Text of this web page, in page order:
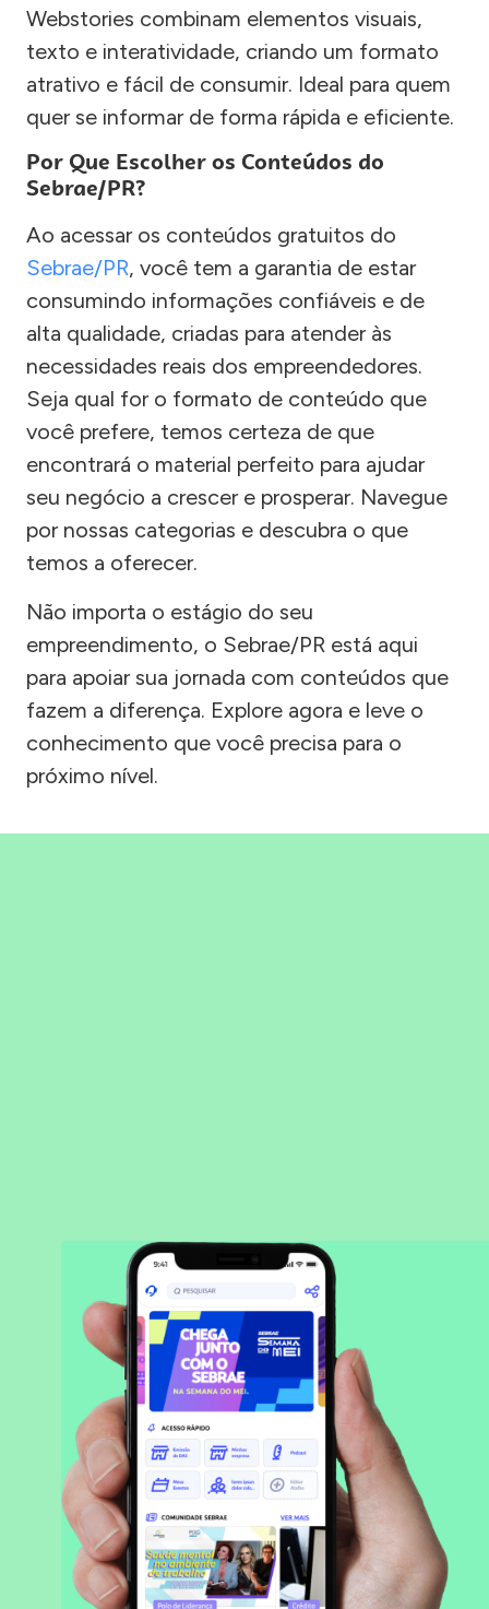
Webstories combinam elementos visuais,
texto e interatividade, criando um formato
atrativo e fácil de consumir. Ideal para quem
quer se informar de forma rápida e eficiente.
Por Que Escolher os Conteúdos do
Sebrae/PR?
Ao acessar os conteúdos gratuitos do
Sebrae/PR, você tem a garantia de estar
consumindo informações confiáveis e de
alta qualidade, criadas para atender às
necessidades reais dos empreendedores.
Seja qual for o formato de conteúdo que
você prefere, temos certeza de que
encontrará o material perfeito para ajudar
seu negócio a crescer e prosperar. Navegue
por nossas categorias e descubra o que
temos a oferecer.
Não importa o estágio do seu
empreendimento, o Sebrae/PR está aqui
para apoiar sua jornada com conteúdos que
fazem a diferença. Explore agora e leve o
conhecimento que você precisa para o
próximo nível.